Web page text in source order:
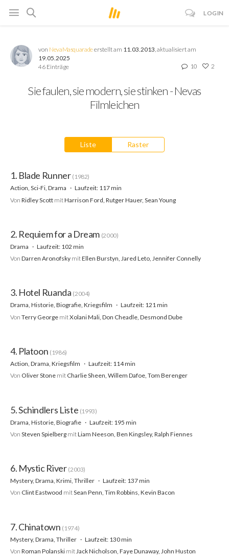
LOGIN
von NevaMasquaradeerstellt am 11.03.2013 , aktualisiert am
19.05.2025
46 Einträge
10 2
Sie faulen, sie modern, sie stinken - Nevas
Filmleichen
Liste Raster
1. Blade Runner (1982)
Action, Sci-Fi, Drama
Laufzeit: 117 min
Von Ridley Scott mitHarrison Ford, Rutger Hauer, Sean Young
2. Requiem for a Dream (2000)
Drama
Laufzeit: 102 min
Von Darren Aronofsky mitEllen Burstyn, Jared Leto, Jennifer Connelly
3. Hotel Ruanda (2004)
Drama, Historie, Biografie, Kriegsfilm
Laufzeit: 121 min
Von Terry George mitXolani Mali, Don Cheadle, Desmond Dube
4. Platoon (1986)
Action, Drama, Kriegsfilm
Laufzeit: 114 min
Von Oliver Stone mit Charlie Sheen, Willem Dafoe, Tom Berenger
5. Schindlers Liste (1993)
Drama, Historie, Biografie
Laufzeit: 195 min
Von Steven Spielberg mitLiam Neeson, Ben Kingsley, Ralph Fiennes
6. Mystic River (2003)
Mystery, Drama, Krimi, Thriller
Laufzeit: 137 min
Von Clint Eastwood mitSean Penn, Tim Robbins, Kevin Bacon
7. Chinatown (1974)
Mystery, Drama, Thriller
Laufzeit: 130 min
Von Roman Polanski mit Jack Nicholson, Faye Dunaway, John Huston